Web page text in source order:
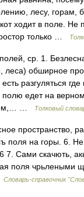
лесу, горам,
ходит в поле. Не
только …
ср. 1.
леса) обширное
разгуляться где
едет на
…
Толковый
пространство,
поля на горы. 6.
7. Сами скачють,
поля чрьлеными
Словарь-справочник